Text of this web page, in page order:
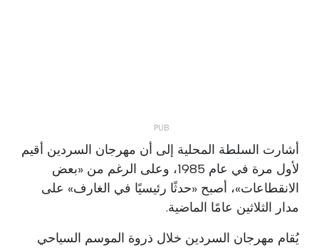
أشارت السلطة المحلية إلى أن مهرجان السردين أقيم
لأول مرة في عام 1985، وعلى الرغم من «بعض
الانقطاعات»، أصبح «حدثًا رئيسيًا في الغارف» على
مدار الثلاثين عامًا الماضية.
يُقام مهرجان السردين خلال ذروة الموسم السياحي